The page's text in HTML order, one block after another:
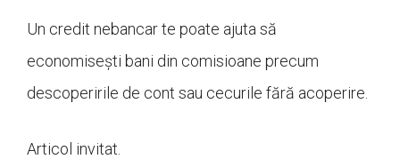
Un credit nebancar te poate ajuta să
economisești bani din comisioane precum
descoperirile de cont sau cecurile fără acoperire.
Articol invitat.